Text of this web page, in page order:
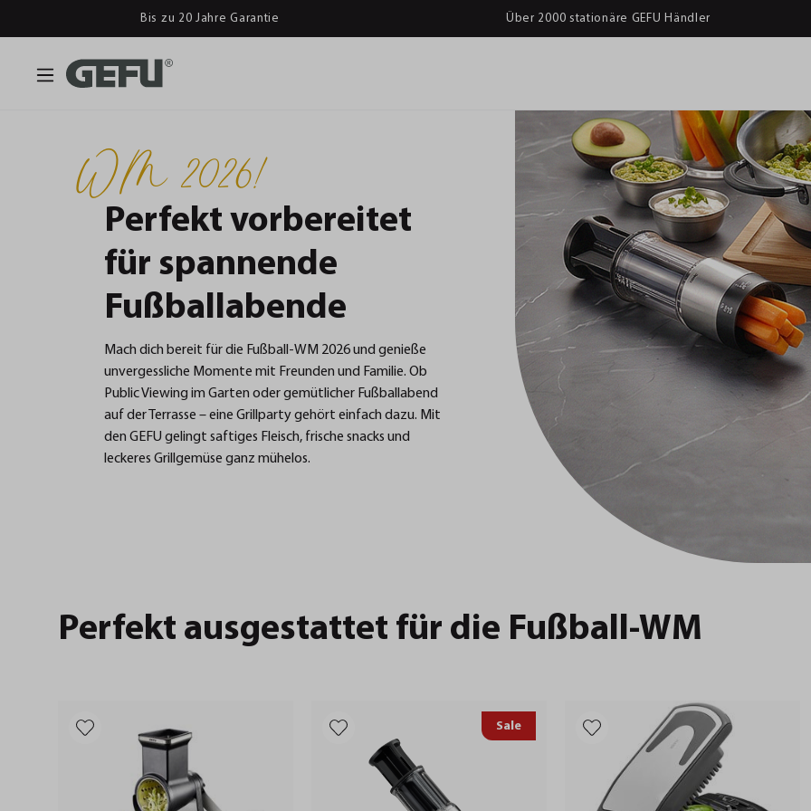
Bis zu 20 Jahre Garantie Über 2000 stationäre GEFU Händler
WM 2026!
Perfekt vorbereitet
für spannende
Fußballabende
Mach dich bereit für die Fußball-WM 2026 und genieße
unvergessliche Momente mit Freunden und Familie. Ob
Public Viewing im Garten oder gemütlicher Fußballabend
auf der Terrasse – eine Grillparty gehört einfach dazu. Mit
den GEFU gelingt saftiges Fleisch, frische snacks und
leckeres Grillgemüse ganz mühelos.
Perfekt ausgestattet für die Fußball-WM
Sale